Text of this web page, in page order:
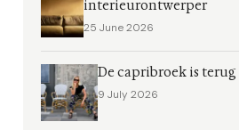
interieurontwerper
25 June 2026
De capribroek is
9 July 2026